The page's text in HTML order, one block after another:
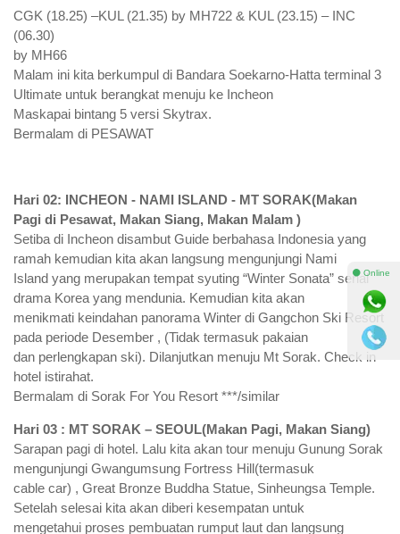
CGK (18.25) –KUL (21.35) by MH722 & KUL (23.15) – INC
(06.30)
by MH66
Malam ini kita berkumpul di Bandara Soekarno-Hatta terminal 3
Ultimate untuk berangkat menuju ke Incheon
Maskapai bintang 5 versi Skytrax.
Bermalam di PESAWAT
Hari 02: INCHEON - NAMI ISLAND - MT SORAK(Makan
Pagi di Pesawat, Makan Siang, Makan Malam )
Setiba di Incheon disambut Guide berbahasa Indonesia yang
ramah kemudian kita akan langsung mengunjungi Nami
Island yang merupakan tempat syuting “Winter Sonata” serial
drama Korea yang mendunia. Kemudian kita akan
menikmati keindahan panorama Winter di Gangchon Ski Resort
pada periode Desember , (Tidak termasuk pakaian
dan perlengkapan ski). Dilanjutkan menuju Mt Sorak. Check in
hotel istirahat.
Bermalam di Sorak For You Resort ***/similar
Hari 03 : MT SORAK – SEOUL(Makan Pagi, Makan Siang)
Sarapan pagi di hotel. Lalu kita akan tour menuju Gunung Sorak
mengunjungi Gwangumsung Fortress Hill(termasuk
cable car) , Great Bronze Buddha Statue, Sinheungsa Temple.
Setelah selesai kita akan diberi kesempatan untuk
mengetahui proses pembuatan rumput laut dan langsung
⚫ Online